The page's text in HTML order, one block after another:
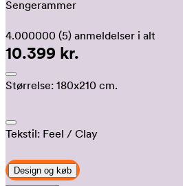
Sengerammer
4.000000 (5) anmeldelser i alt
10.399 kr.
Størrelse: 180x210 cm.
Tekstil: Feel / Clay
Design og køb